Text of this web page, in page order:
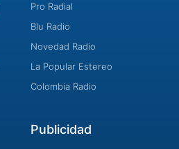
Pro Radial
Blu Radio
Novedad Radio
La Popular Estereo
Colombia Radio
Publicidad